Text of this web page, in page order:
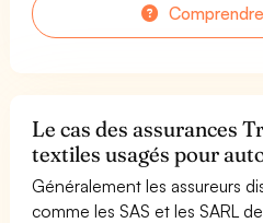
Le cas des assurances
textiles usagés pour
Généralement les assureurs
comme les SAS et les SARL